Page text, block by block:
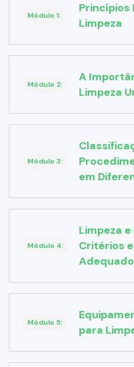
Módulo 1:
Princípios
Limpeza
Módulo 2:
A
Limpeza
Módulo 3:
em
Módulo 4:
Limpeza
Critérios
Módulo 5:
para